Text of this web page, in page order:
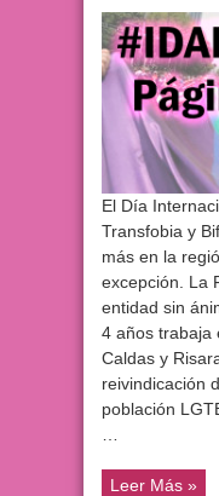
El Día
Transfobia y
más en la
excepción. La
entidad sin
4 años trabaja
Caldas y
reivindicación
población
Leer Más »